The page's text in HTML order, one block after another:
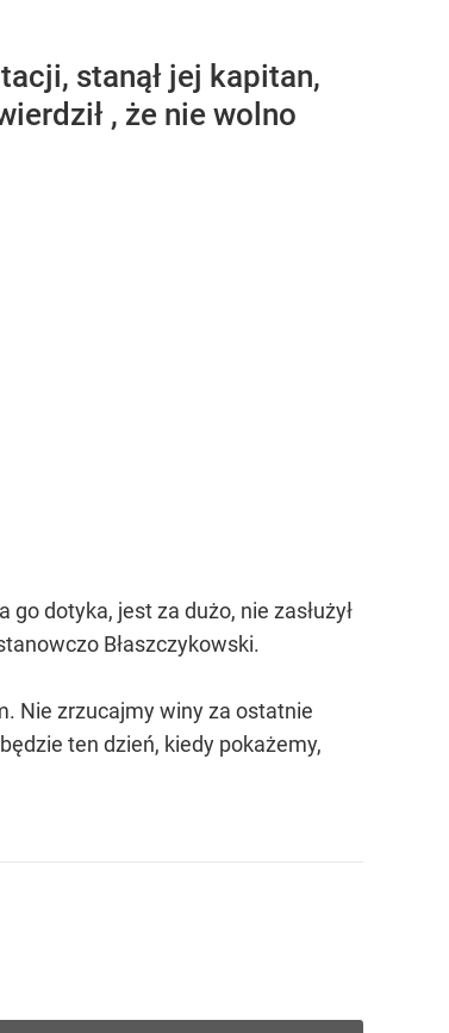
stanął jej kapitan,
, że nie wolno
dotyka, jest za dużo, nie zasłużył
Błaszczykowski.
Nie zrzucajmy winy za ostatnie
ten dzień, kiedy pokażemy,